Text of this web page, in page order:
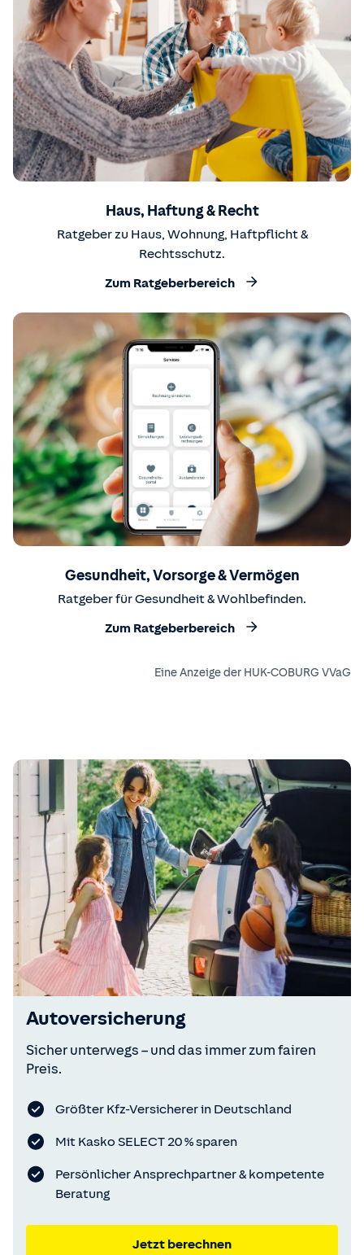
Haus, Haftung & Recht
Ratgeber zu Haus, Wohnung, Haftpflicht &
Rechtsschutz.
Zum Ratgeberbereich
Gesundheit, Vorsorge & Vermögen
Ratgeber für Gesundheit & Wohlbefinden.
Zum Ratgeberbereich
Eine Anzeige der HUK-COBURG VVaG
Autoversicherung
Sicher unterwegs – und das immer zum fairen
Preis.
Größter Kfz-Versicherer in Deutschland
Mit Kasko SELECT 20 % sparen
Persönlicher Ansprechpartner & kompetente
Beratung
Jetzt berechnen